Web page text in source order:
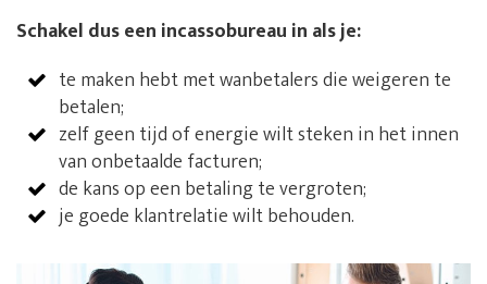
Schakel dus een incassobureau in als je:
te maken hebt met wanbetalers die weigeren te
betalen;
zelf geen tijd of energie wilt steken in het innen
van onbetaalde facturen;
de kans op een betaling te vergroten;
je goede klantrelatie wilt behouden.